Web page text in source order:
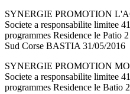
SYNERGIE PROMOTION
Societe a responsabilite limitee
programmes Residence le Patio
Sud Corse BASTIA 31/05/2016
SYNERGIE PROMOTION
Societe a responsabilite limitee
programmes Residence le